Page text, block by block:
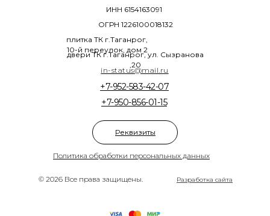
© 2026 Все права защищены.
Политика обработки персональных данных
+7-950-856-01-15
+7-952-583-42-07
плитка ТК г.Таганрог,
10-й переулок, дом 2
двери ТК г.Таганрог, ул. Сызранова
,20
ОГРН 1226100018132
ИНН 6154163091
Разработка сайта
in-status@mail.ru
Реквизиты